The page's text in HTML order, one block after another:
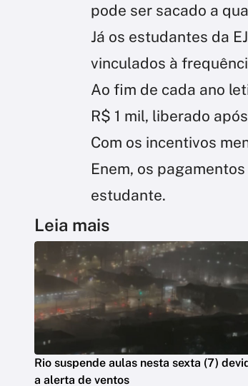
pode ser sacado a
Já os estudantes da
vinculados à
Ao fim de cada ano
R$ 1 mil, liberado
Com os incentivos
Enem, os
estudante.
Leia mais
Rio suspende aulas nesta sexta (7)
a alerta de ventos